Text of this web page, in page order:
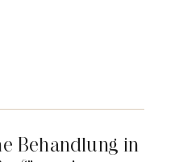
Behandlung in